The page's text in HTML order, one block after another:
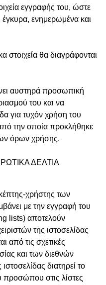
εγγραφής του, ώστε
έγκυρα, ενημερωμένα και
στοιχεία θα διαγράφονται
αυστηρά προσωπική
του και να
για τυχόν χρήση του
την οποία προκλήθηκε
όρων χρήσης.
ΔΕΛΤΙΑ
χρήστης των
με την εγγραφή του
lists) αποτελούν
της ιστοσελίδας
από τις σχετικές
και των διεθνών
διατηρεί το
προσώπου στις λίστες